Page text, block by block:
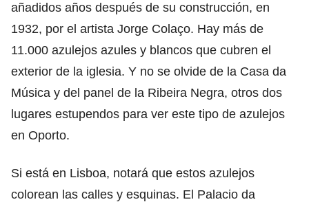
añadidos años después de su construcción, en
1932, por el artista Jorge Colaço. Hay más de
11.000 azulejos azules y blancos que cubren el
exterior de la iglesia. Y no se olvide de la Casa da
Música y del panel de la Ribeira Negra, otros dos
lugares estupendos para ver este tipo de azulejos
en Oporto.
Si está en Lisboa, notará que estos azulejos
colorean las calles y esquinas. El Palacio da